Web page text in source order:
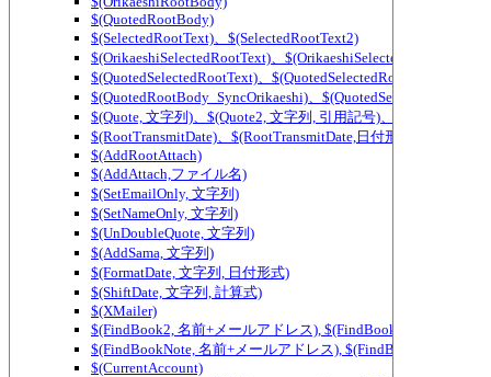
$(QuotedRootBody)
$(SelectedRootText)、$(SelectedRootText2)
$(OrikaeshiSelectedRootText)、$(OrikaeshiSelectedRootText2)
$(QuotedSelectedRootText)、$(QuotedSelectedRootText2)
$(QuotedRootBody_SyncOrikaeshi)、
$(Quote, 文字列)、$(Quote2, 文字列, 引用記号)、$(QuoteWidth,
$(RootTransmitDate)、$(RootTransmitDate,日付形式)
$(AddRootAttach)
$(AddAttach,ファイル名)
$(SetEmailOnly, 文字列)
$(SetNameOnly, 文字列)
$(UnDoubleQuote, 文字列)
$(AddSama, 文字列)
$(FormatDate, 文字列, 日付形式)
$(ShiftDate, 文字列, 計算式)
$(XMailer)
$(FindBook2, 名前+メールアドレス), $(FindBook3, 名前+メー
$(FindBookNote, 名前+メールアドレス), $(FindBookNote2, ...)
$(CurrentAccount)